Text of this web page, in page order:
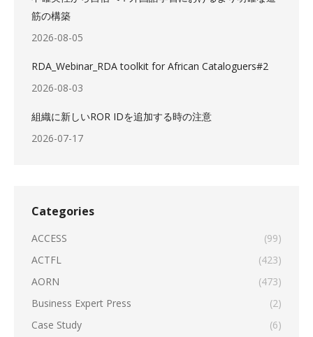
筋の構築
2026-08-05
RDA_Webinar_RDA toolkit for African Cataloguers#2
2026-08-03
組織に新しいROR IDを追加する時の注意
2026-07-17
Categories
ACCESS
(99)
ACTFL
(423)
AORN
(473)
Business Expert Press
(2)
Case Study
(6)